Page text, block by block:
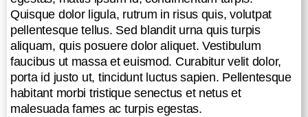
venenatis ac tristique vel, fringilla et
justo. Cras ut orci nisl. Cras congue
dignissim tortor. Cras egestas
ullamcorper ante, sit amet congue
lorem ullamcorper eget. Fusce quis
arcu suscipit libero pulvinar dictum.
Fusce nibh arcu, scelerisque non
Quisque dolor ligula, rutrum in risus quis, volutpat
pellentesque tellus. Sed blandit urna quis turpis
aliquam, quis posuere dolor aliquet. Vestibulum
faucibus ut massa et euismod. Curabitur velit dolor,
porta id justo ut, tincidunt luctus sapien. Pellentesque
habitant morbi tristique senectus et netus et
malesuada fames ac turpis egestas.